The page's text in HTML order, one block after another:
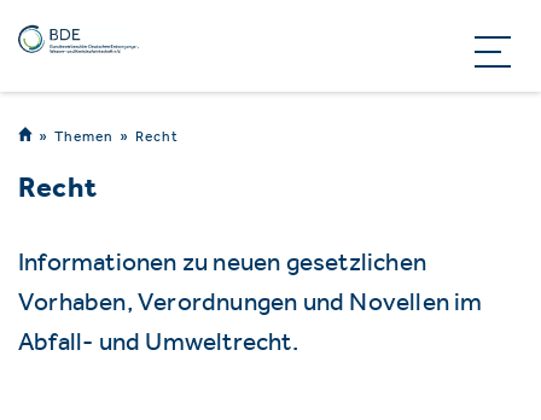
Themen Recht
Recht
Informationen zu neuen gesetzlichen
Vorhaben, Verordnungen und Novellen im
Abfall- und Umweltrecht.